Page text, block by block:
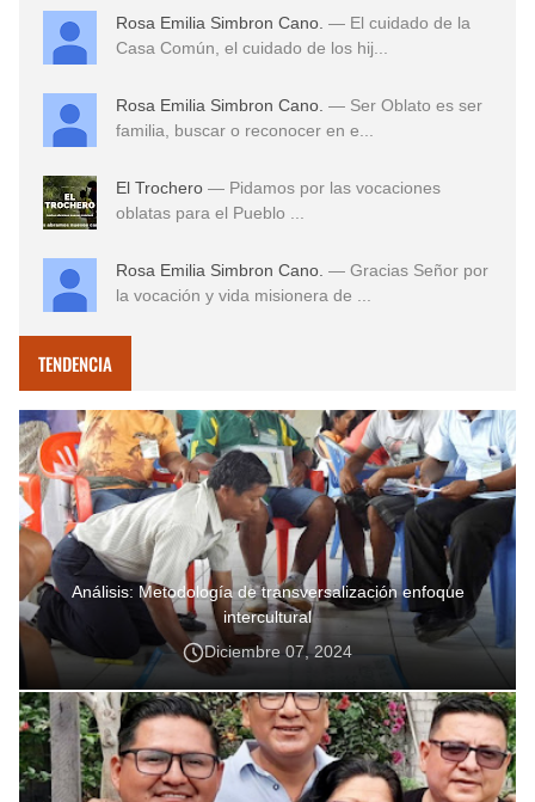
Rosa Emilia Simbron Cano. — El cuidado de la
Casa Común, el cuidado de los hij...
Rosa Emilia Simbron Cano. — Ser Oblato es ser
familia, buscar o reconocer en e...
El Trochero — Pidamos por las vocaciones
oblatas para el Pueblo ...
Rosa Emilia Simbron Cano. — Gracias Señor por
la vocación y vida misionera de ...
TENDENCIA
Análisis: Metodología de transversalización enfoque
intercultural
Diciembre 07, 2024